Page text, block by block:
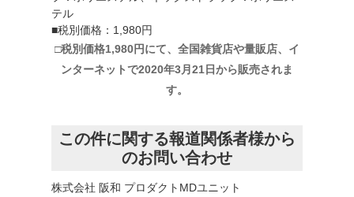
テル
■税別価格：1,980円
□税別価格1,980円にて、全国雑貨店や量販店、イ
ンターネットで2020年3月21日から販売されま
す。
この件に関する報道関係者様から
のお問い合わせ
株式会社 阪和 プロダクトMDユニット